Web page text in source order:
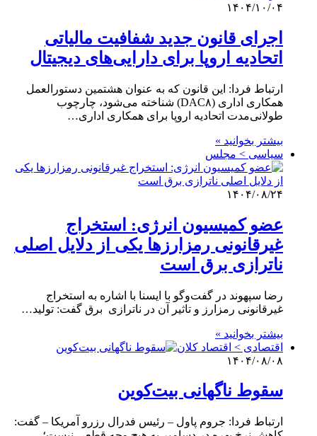
۱۴۰۴/۱۰/۰۴
اجرای قانون جدید شفافیت مالیاتی
اتحادیه اروپا برای دارایی‌های دیجیتال
ارتباط فردا: این قانون که به عنوان هشتمین دستورالعمل
همکاری اداری (DAC۸) شناخته می‌شود، چارچوب
طولانی‌مدت اتحادیه اروپا برای همکاری اداری…
بیشتر بخوانید »
سیاسی > مجلس
۱۴۰۴/۰۸/۲۴
عضو کمیسیون انرژی: استخراج
غیرقانونی رمزارزها یکی از دلایل اصلی
ناترازی برق است
رضا سپهوند در گفت‌وگو با ایسنا ‌با اشاره به استخراج
غیرقانونی رمزارز و تاثیر آن در ناترازی برق گفت: تولید…
بیشتر بخوانید »
اقتصادی > اقتصاد کلان
۱۴۰۴/۰۸/۰۸
سقوط ناگهانی بیت‌کوین
ارتباط فردا: جروم پاول – رئیس فدرال رزرو آمریکا – گفت: